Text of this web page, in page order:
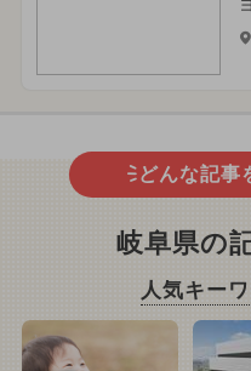
どんな記事
岐阜県の
人気キー